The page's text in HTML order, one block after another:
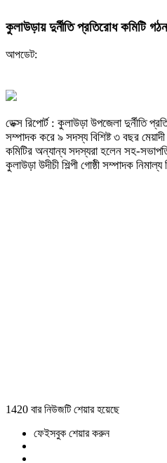
কুলাউড়ায় দুর্নীতি প্রতিরোধ কমিটি গঠন
আপডেট:
ডেক্স রিপোর্ট : কুলাউড়া উপজেলা দুর্নীতি
সম্পাদক করে ৯ সদস্য বিশিষ্ট ৩ বছর
কমিটির অন্যান্য সদস্যরা হলেন সহ-
কুলাউড়া উদীচী শিল্পী গোষ্ঠী সম্পাদক
1420 বার নিউজটি শেয়ার হয়েছে
ফেইসবুক শেয়ার করুন